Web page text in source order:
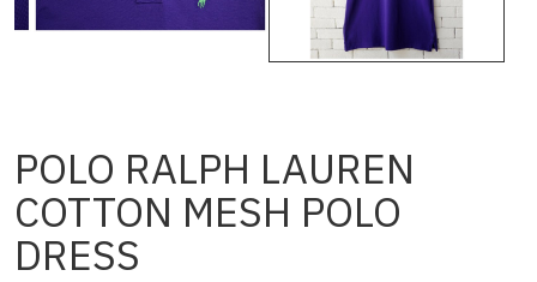
POLO RALPH LAUREN
COTTON MESH POLO
DRESS